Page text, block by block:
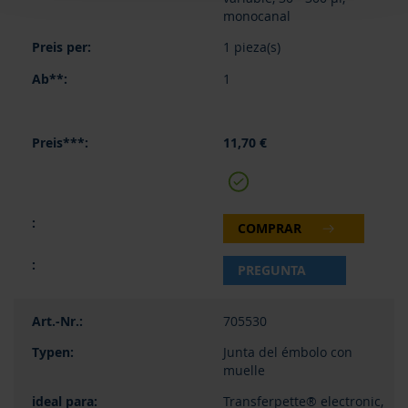
monocanal
1 pieza(s)
1
11,70 €
COMPRAR
PREGUNTA
705530
Junta del émbolo con
muelle
Transferpette® electronic,